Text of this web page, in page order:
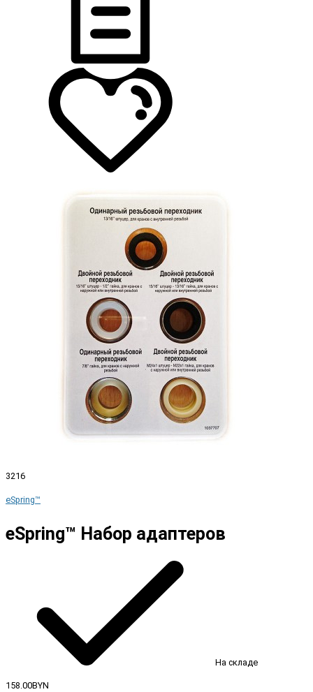
3216
eSpring™
eSpring™ Набор адаптеров
На складе
158.00BYN